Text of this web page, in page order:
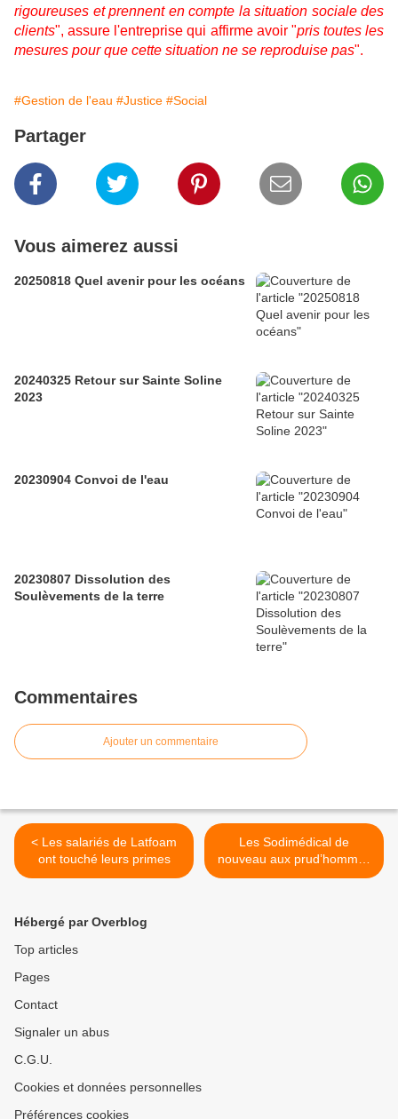
rigoureuses et prennent en compte la situation sociale des
clients", assure l'entreprise qui affirme avoir "pris toutes les
mesures pour que cette situation ne se reproduise pas".
#Gestion de l'eau #Justice #Social
Partager
Vous aimerez aussi
20250818 Quel avenir pour les océans
20240325 Retour sur Sainte Soline
2023
20230904 Convoi de l'eau
20230807 Dissolution des
Soulèvements de la terre
Commentaires
Ajouter un commentaire
< Les salariés de Latfoam
ont touché leurs primes
Les Sodimédical de
nouveau aux prud’hommes
>
Hébergé par Overblog
Top articles
Pages
Contact
Signaler un abus
C.G.U.
Cookies et données personnelles
Préférences cookies